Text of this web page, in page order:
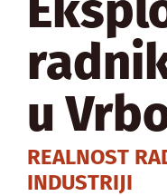
u
REALNOST
INDUSTRIJI